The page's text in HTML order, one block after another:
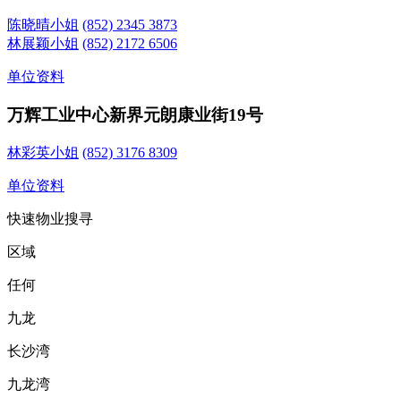
陈晓晴小姐 (852) 2345 3873
林展颖小姐 (852) 2172 6506
单位资料
万辉工业中心新界元朗康业街19号
林彩英小姐 (852) 3176 8309
单位资料
快速物业搜寻
区域
任何
九龙
长沙湾
九龙湾